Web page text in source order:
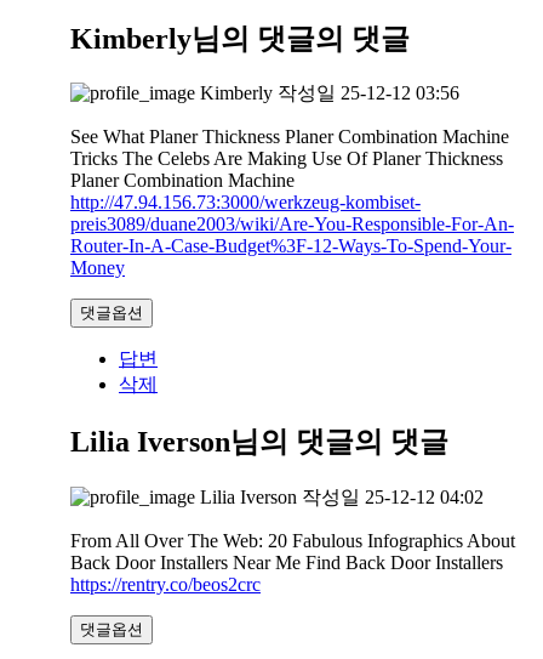
Kimberly님의 댓글의 댓글
Kimberly 작성일 25-12-12 03:56
See What Planer Thickness Planer Combination Machine
Tricks The Celebs Are Making Use Of Planer Thickness
Planer Combination Machine
http://47.94.156.73:3000/werkzeug-kombiset-
preis3089/duane2003/wiki/Are-You-Responsible-For-An-
Router-In-A-Case-Budget%3F-12-Ways-To-Spend-Your-
Money
댓글옵션
답변
삭제
Lilia Iverson님의 댓글의 댓글
Lilia Iverson 작성일 25-12-12 04:02
From All Over The Web: 20 Fabulous Infographics About
Back Door Installers Near Me Find Back Door Installers
https://rentry.co/beos2crc
댓글옵션